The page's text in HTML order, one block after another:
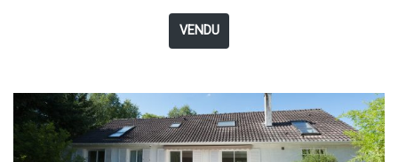
VENDU